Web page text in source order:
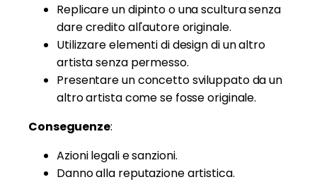
Replicare un dipinto o una scultura senza
dare credito all'autore originale.
Utilizzare elementi di design di un altro
artista senza permesso.
Presentare un concetto sviluppato da un
altro artista come se fosse originale.
Conseguenze:
Azioni legali e sanzioni.
Danno alla reputazione artistica.